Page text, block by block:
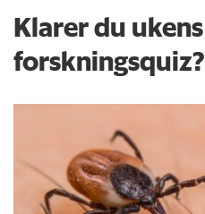
Klarer du ukens
forskningsquiz?